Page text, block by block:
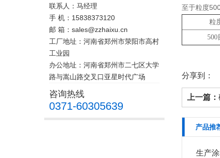
联系人：马经理
手 机：15838373120
邮 箱：sales@zzhaixu.cn
工厂地址：河南省郑州市荥阳市高村
工业园
办公地址：河南省郑州市二七区大学
路与嵩山路交叉口亚星时代广场
咨询热线
0371-60305639
至于粒度
粒
500
分享到：
上一篇：
产品推
生产